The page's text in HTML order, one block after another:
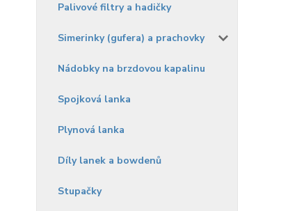
Palivové filtry a hadičky
Simerinky (gufera) a prachovky
Nádobky na brzdovou kapalinu
Spojková lanka
Plynová lanka
Díly lanek a bowdenů
Stupačky